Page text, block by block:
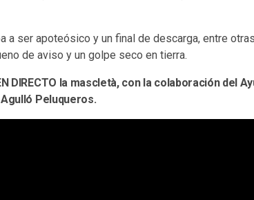
a ser apoteósico y un final de descarga, entre
de aviso y un golpe seco en tierra.
DIRECTO la mascletà, con la colaboración del
Peluqueros.